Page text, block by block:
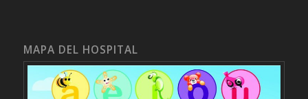
MAPA DEL HOSPITAL